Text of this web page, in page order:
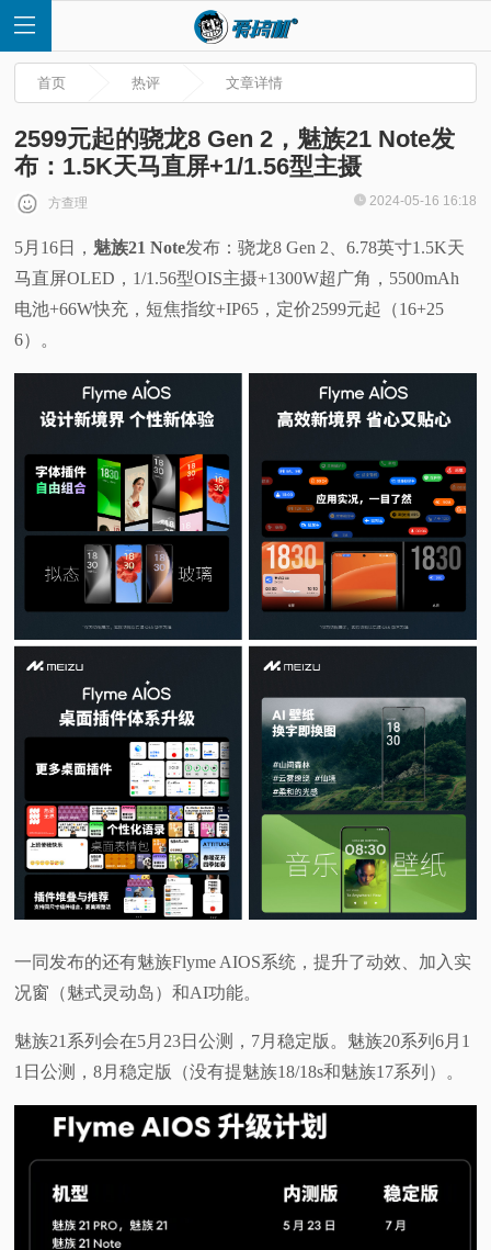
首
页
快
视
科
验
专
首页 热评 文章详情
2599元起的骁龙8 Gen 2，魅族21 Note发
布：1.5K天马直屏+1/1.56型主摄
方查理 2024-05-16 16:18
5月16日， 魅族21 Note发布：骁龙8 Gen 2、6.78英寸1.5K天
马直屏OLED，1/1.56型OIS主摄+1300W超广角，5500mAh
电池+66W快充，短焦指纹+IP65，定价2599元起（16+25
6）。
一同发布的还有魅族Flyme AIOS系统，提升了动效、加入实
况窗（魅式灵动岛）和AI功能。
魅族21系列会在5月23日公测，7月稳定版。魅族20系列6月1
1日公测，8月稳定版（没有提魅族18/18s和魅族17系列）。